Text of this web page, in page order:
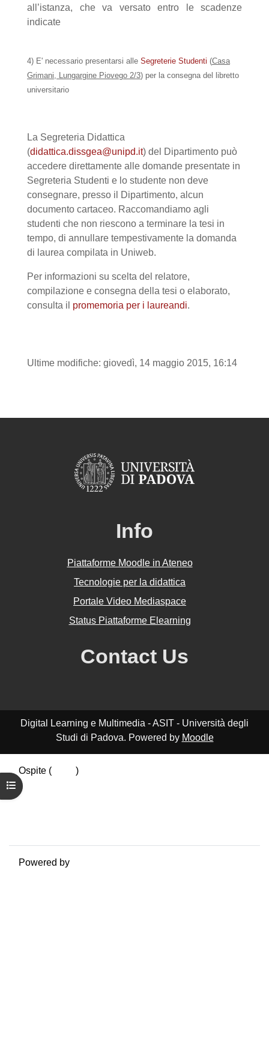
Apri indice del corso
all’istanza, che va versato entro le scadenze
indicate
4) E' necessario presentarsi alle Segreterie Studenti (Casa
Grimani, Lungargine Piovego 2/3) per la consegna del libretto
universitario
La Segreteria Didattica
(didattica.dissgea@unipd.it) del Dipartimento può
accedere direttamente alle domande presentate in
Segreteria Studenti e lo studente non deve
consegnare, presso il Dipartimento, alcun
documento cartaceo. Raccomandiamo agli
studenti che non riescono a terminare la tesi in
tempo, di annullare tempestivamente la domanda
di laurea compilata in Uniweb.
Per informazioni su scelta del relatore,
compilazione e consegna della tesi o elaborato,
consulta il promemoria per i laureandi.
Ultime modifiche: giovedì, 14 maggio 2015, 16:14
Info
Piattaforme Moodle in Ateneo
Tecnologie per la didattica
Portale Video Mediaspace
Status Piattaforme Elearning
Contact Us
Digital Learning e Multimedia - ASIT - Università degli
Studi di Padova. Powered by Moodle
Ospite (
)
Riepilogo della conservazione dei dati
Politiche
Powered by